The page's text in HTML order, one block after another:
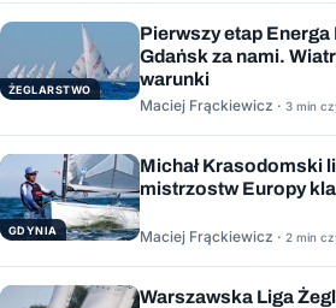
ŻEGLARSTWO
Pierwszy etap Energa
Gdańsk za nami.
warunki
Maciej Frąckiewicz · 3 min
GDYNIA
Michał Krasodomski
mistrzostw Europy
Maciej Frąckiewicz · 2 min
Warszawska Liga